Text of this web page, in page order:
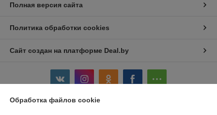
Полная версия сайта
Политика обработки cookies
Сайт создан на платформе Deal.by
Обработка файлов cookie